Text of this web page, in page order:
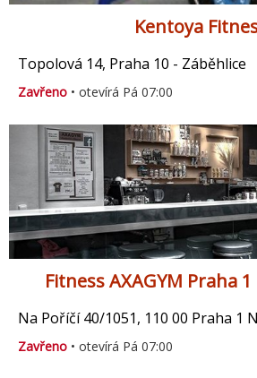
Kentoya
Topolová 14, Praha 10 - Záběhlice
Zavřeno • otevírá Pá 07:00
Fitness AXAGYM Praha
Na Poříčí 40/1051, 110 00 Praha 1
Zavřeno • otevírá Pá 07:00